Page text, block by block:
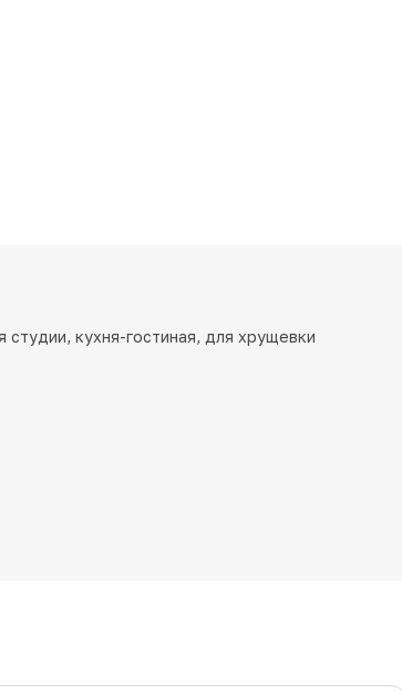
студии, кухня-гостиная, для хрущевки